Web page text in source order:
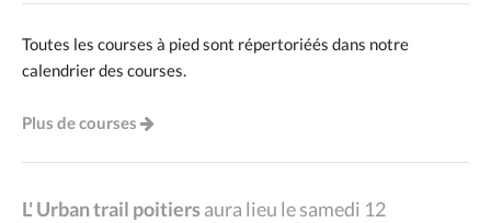
Toutes les courses à pied sont répertoriéés dans notre
calendrier des courses.
Plus de courses
L' Urban trail poitiers aura lieu le samedi 12